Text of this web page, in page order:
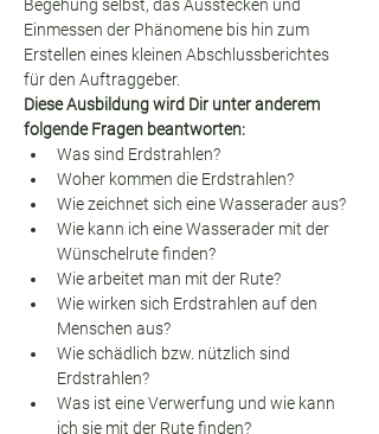
Begehung selbst, das Ausstecken und
Einmessen der Phänomene bis hin zum
Erstellen eines kleinen Abschlussberichtes
für den Auftraggeber.
Diese Ausbildung wird Dir unter anderem
folgende Fragen beantworten:
Was sind Erdstrahlen?
Woher kommen die Erdstrahlen?
Wie zeichnet sich eine Wasserader aus?
Wie kann ich eine Wasserader mit der
Wünschelrute finden?
Wie arbeitet man mit der Rute?
Wie wirken sich Erdstrahlen auf den
Menschen aus?
Wie schädlich bzw. nützlich sind
Erdstrahlen?
Was ist eine Verwerfung und wie kann
ich sie mit der Rute finden?